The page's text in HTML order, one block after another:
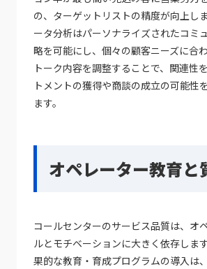
の、ターゲットリストの精度が向上し
ータ分析はパーソナライズされたコミ
略を可能にし、個々の顧客ニーズに合
トーク内容を調整することで、関連性
トメントの獲得や商談の成立の可能性
ます。
オペレーター教育と
コールセンターのサービス品質は、オ
ルとモチベーションに大きく依存しま
果的な教育・育成プログラムの導入は